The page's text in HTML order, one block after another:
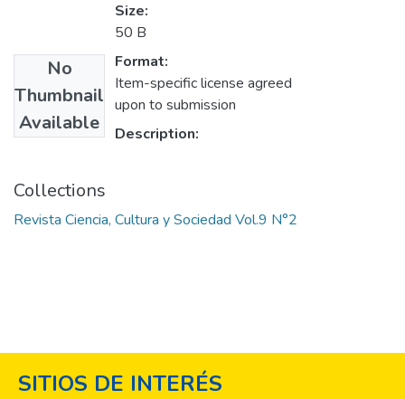
No
Thumbnail
Available
Size:
50 B
Format:
Item-specific license agreed
upon to submission
Description:
Collections
Revista Ciencia, Cultura y Sociedad Vol.9 N°2
SITIOS DE INTERÉS